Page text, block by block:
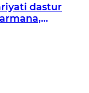
dastur